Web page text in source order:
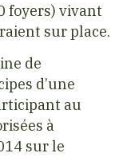
foyers) vivant
sur place.
de
d’une
au
à
sur le